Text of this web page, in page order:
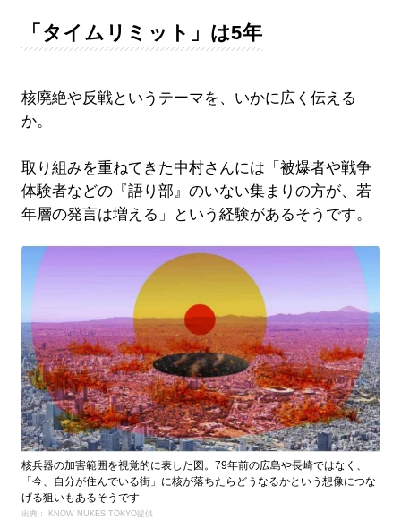
「タイムリミット」は5年
核廃絶や反戦というテーマを、いかに広く伝える
か。
取り組みを重ねてきた中村さんには「被爆者や戦争
体験者などの『語り部』のいない集まりの方が、若
年層の発言は増える」という経験があるそうです。
核兵器の加害範囲を視覚的に表した図。79年前の広島や長崎ではなく、
「今、自分が住んでいる街」に核が落ちたらどうなるかという想像につな
げる狙いもあるそうです
出典： KNOW NUKES TOKYO提供